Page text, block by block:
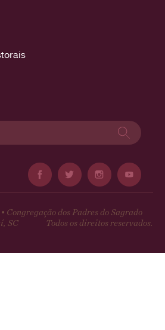
Congregação dos Padres do Sagrado
SC
Todos os direitos reservados.